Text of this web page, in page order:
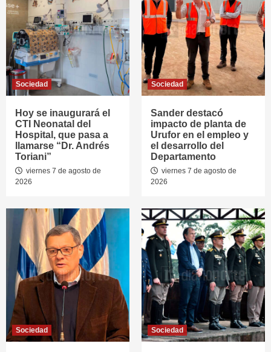
Sociedad
Hoy se inaugurará el
CTI Neonatal del
Hospital, que pasa a
llamarse “Dr. Andrés
Toriani”
viernes 7 de agosto de
2026
Sociedad
Sander destacó
impacto de planta de
Urufor en el empleo y
el desarrollo del
Departamento
viernes 7 de agosto de
2026
Sociedad Sociedad